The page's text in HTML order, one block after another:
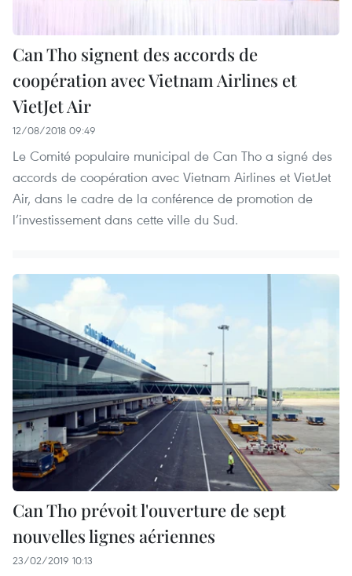
Can Tho signent des accords de
coopération avec Vietnam Airlines et
VietJet Air
12/08/2018 09:49
Le Comité populaire municipal de Can Tho a signé des
accords de coopération avec Vietnam Airlines et VietJet
Air, dans le cadre de la conférence de promotion de
l’investissement dans cette ville du Sud.
Can Tho prévoit l'ouverture de sept
nouvelles lignes aériennes
23/02/2019 10:13